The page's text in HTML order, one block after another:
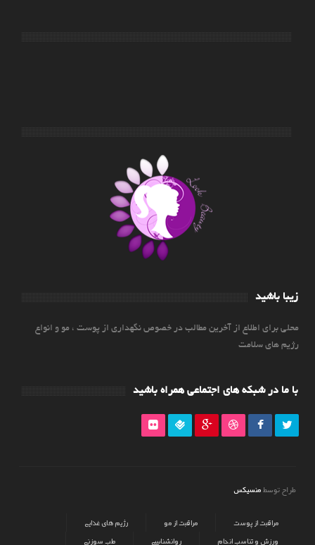
زیبا باشید
محلی برای اطلاع از آخرین مطالب در خصوص نگهداری از پوست ، مو و انواع
رژیم های سلامت
با ما در شبکه های اجتماعی همراه باشید
طراح توسط منسیکس
مراقبت از پوست مراقبت از مو
رژیم های غذایی
ورزش و تناسب اندام
روانشناسی طب سوزنی